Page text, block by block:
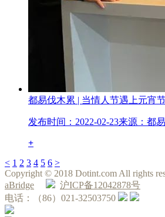
都易伐木累 | 当情人节遇上元宵
发布时间：2022-02-23来源：都
+
< 1 2 3 4 5 6 >
Copyright © 2018 Dotint.com All rights
aBridge
沪ICP备12042878号
电话：（86）021-32503750